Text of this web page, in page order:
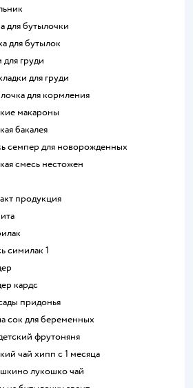
для бутылочки
для бутылок
для груди
для груди
для кормления
макароны
бакалея
семпер для новорожденных
смесь нестожен
продукция
симилак 1
кардс
придонья
сок для беременных
фрутоняня
чай хипп с 1 месяца
лукошко чай